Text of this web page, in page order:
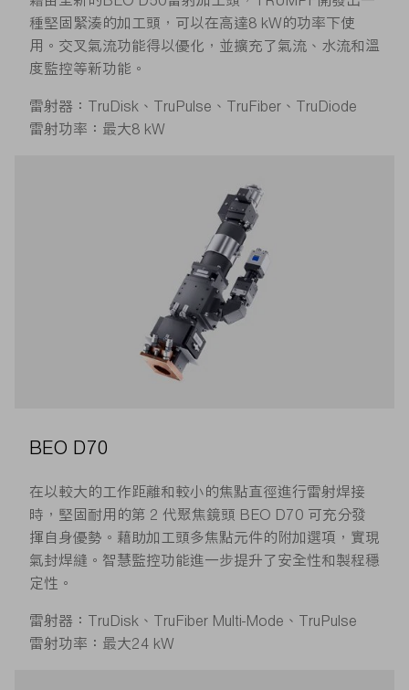
種堅固緊湊的加工頭，可以在高達8 kW的功率下使
用。交叉氣流功能得以優化，並擴充了氣流、水流和溫
度監控等新功能。
雷射器：TruDisk、TruPulse、TruFiber、TruDiode
雷射功率：最大8 kW
BEO D70
在以較大的工作距離和較小的焦點直徑進行雷射焊接
時，堅固耐用的第 2 代聚焦鏡頭 BEO D70 可充分發
揮自身優勢。藉助加工頭多焦點元件的附加選項，實現
氣封焊縫。智慧監控功能進一步提升了安全性和製程穩
定性。
雷射器：TruDisk、TruFiber Multi-Mode、TruPulse
雷射功率：最大24 kW